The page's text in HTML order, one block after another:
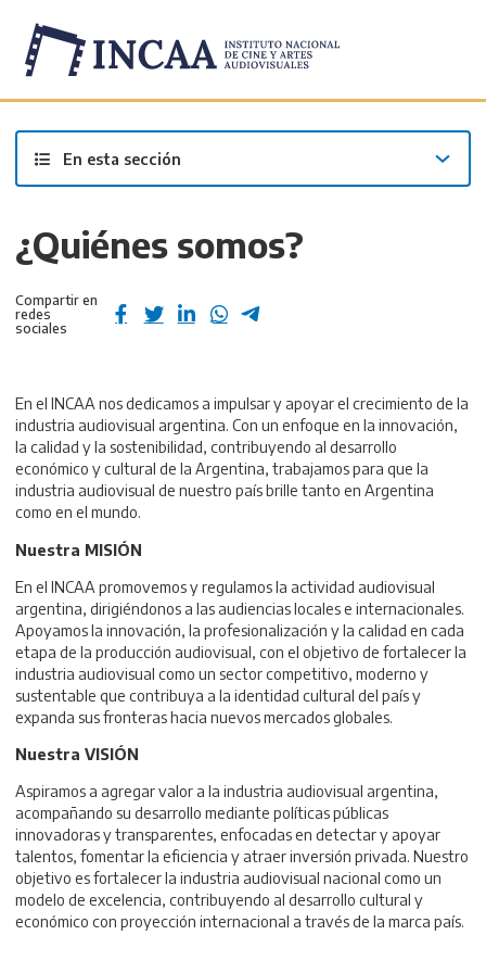
En esta sección
¿Quiénes somos?
Compartir en
redes
sociales
En el INCAA nos dedicamos a impulsar y apoyar el crecimiento de la
industria audiovisual argentina. Con un enfoque en la innovación,
la calidad y la sostenibilidad, contribuyendo al desarrollo
económico y cultural de la Argentina, trabajamos para que la
industria audiovisual de nuestro país brille tanto en Argentina
como en el mundo.
Nuestra MISIÓN
En el INCAA promovemos y regulamos la actividad audiovisual
argentina, dirigiéndonos a las audiencias locales e internacionales.
Apoyamos la innovación, la profesionalización y la calidad en cada
etapa de la producción audiovisual, con el objetivo de fortalecer la
industria audiovisual como un sector competitivo, moderno y
sustentable que contribuya a la identidad cultural del país y
expanda sus fronteras hacia nuevos mercados globales.
Nuestra VISIÓN
Aspiramos a agregar valor a la industria audiovisual argentina,
acompañando su desarrollo mediante políticas públicas
innovadoras y transparentes, enfocadas en detectar y apoyar
talentos, fomentar la eficiencia y atraer inversión privada. Nuestro
objetivo es fortalecer la industria audiovisual nacional como un
modelo de excelencia, contribuyendo al desarrollo cultural y
económico con proyección internacional a través de la marca país.